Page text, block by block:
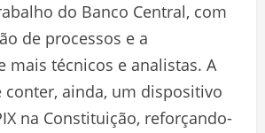
do Banco Central, com
de processos e a
mais técnicos e analistas. A
conter, ainda, um dispositivo
na Constituição, reforçando-